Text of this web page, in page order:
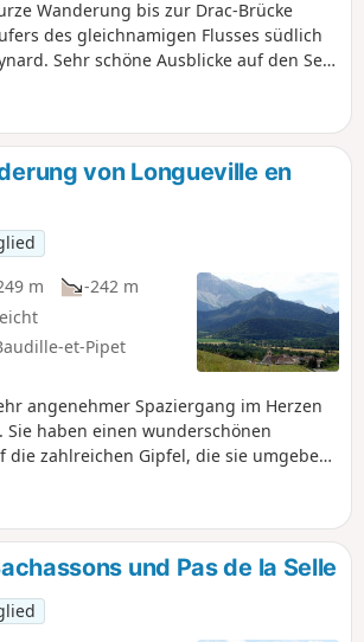
Wanderung bis zur Drac-Brücke
des gleichnamigen Flusses südlich
Sehr schöne Ausblicke auf den See
von Longueville en
m
-242 m
et-Pipet
angenehmer Spaziergang im Herzen
Sie haben einen wunderschönen
die zahlreichen Gipfel, die sie umgeben.
und Pas de la Selle